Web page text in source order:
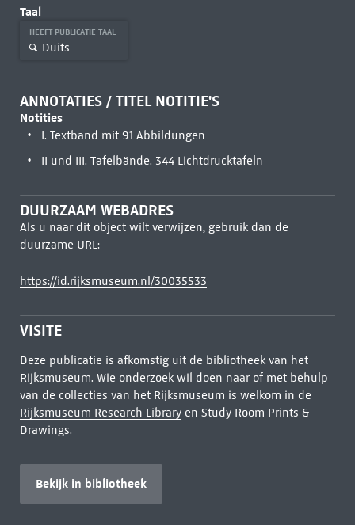
Taal
HEEFT PUBLICATIE TAAL
Duits
ANNOTATIES / TITEL NOTITIE'S
Notities
I. Textband mit 91 Abbildungen
II und III. Tafelbände. 344 Lichtdrucktafeln
DUURZAAM WEBADRES
Als u naar dit object wilt verwijzen, gebruik dan de
duurzame URL:
https://id.rijksmuseum.nl/30035533
VISITE
Deze publicatie is afkomstig uit de bibliotheek van het
Rijksmuseum. Wie onderzoek wil doen naar of met behulp
van de collecties van het Rijksmuseum is welkom in de
Rijksmuseum Research Libraryen Study Room Prints &
Drawings.
Bekijk in bibliotheek